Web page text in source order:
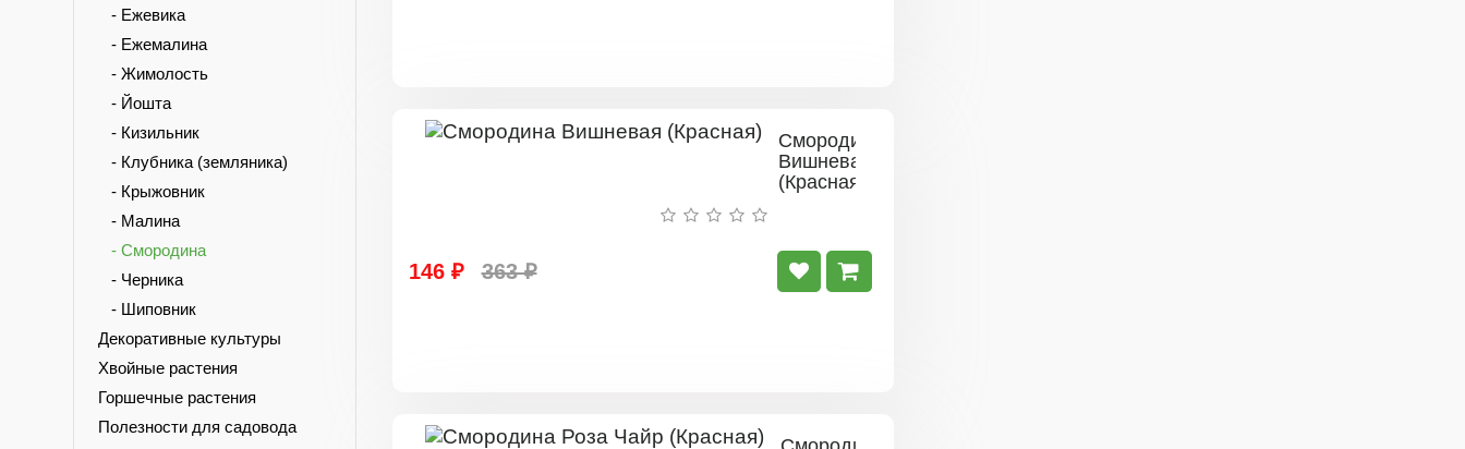
- Ежевика
- Ежемалина
- Жимолость
- Йошта
- Кизильник
- Клубника (земляника)
- Крыжовник
- Малина
- Смородина
- Черника
- Шиповник
Декоративные культуры
Хвойные растения
Горшечные растения
Полезности для садовода
Смородина
Вишневая
(Красная)
146 ₽ 363 ₽